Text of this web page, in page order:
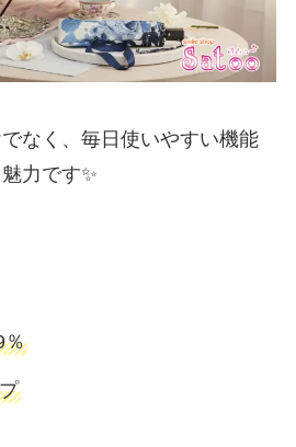
なく、毎日使いやすい機能
力です✨
％